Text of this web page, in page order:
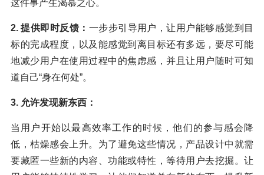
这件事产生渴慕之心。
2. 提供即时反馈： 一步步引导用户，让用户能够感觉到目
标的完成程度，以及能感觉到离目标还有多远，要尽可能
地减少用户在使用过程中的焦虑感，并且让用户随时可知
道自己“身在何处”。
3. 允许发现新东西：
当用户开始以最高效率工作的时候，他们的参与感会降
低，枯燥感会上升。为了避免这些情况，产品设计中就需
要藏匿一些新的内容、功能或特性，等待用户去挖掘。让